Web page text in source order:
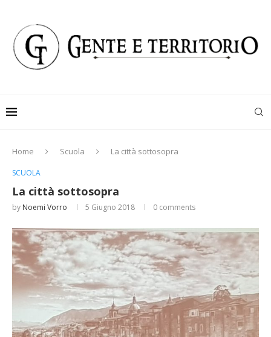
Home Scuola La città sottosopra
SCUOLA
La città sottosopra
by Noemi Vorro 5 Giugno 2018 0 comments